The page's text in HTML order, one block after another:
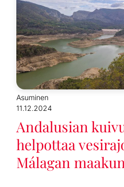
Asuminen
11.12.2024
Andalusian
helpottaa
Málagan